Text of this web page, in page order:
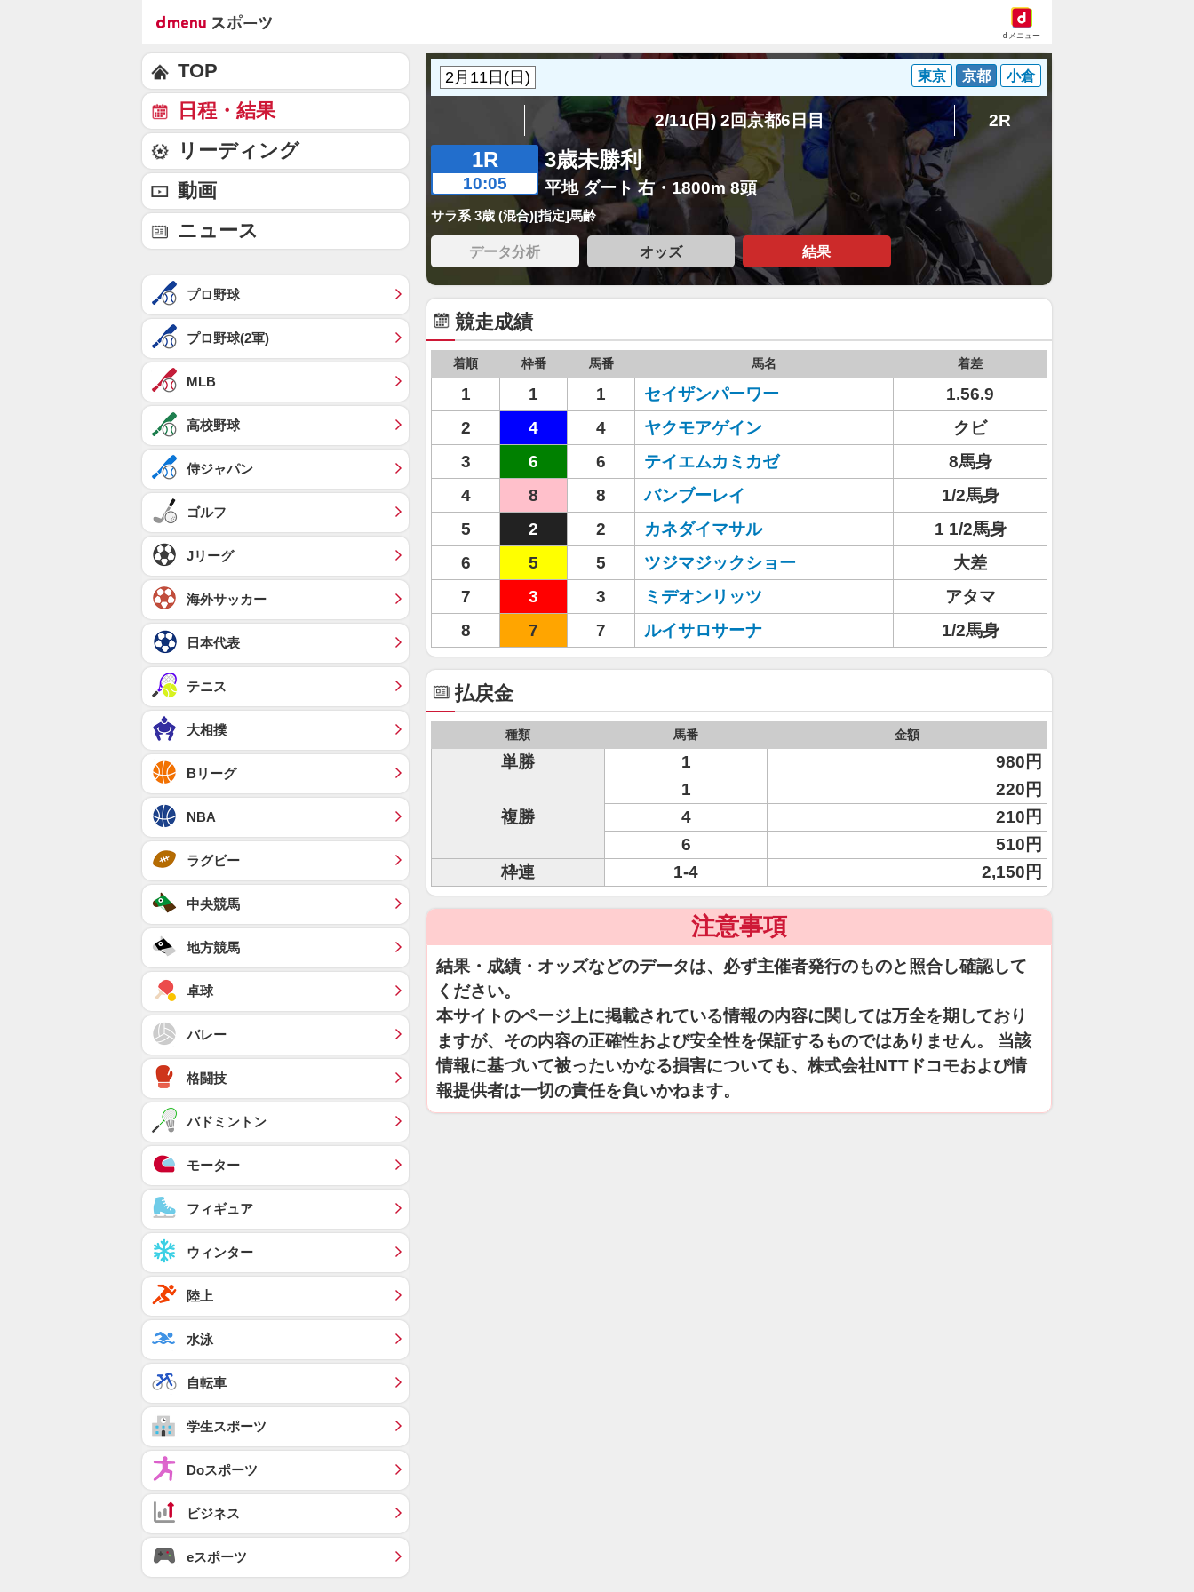
dメニュー
東京 京都 小倉
2/11(日) 2回京都6日目 2R
1R
10:05
3歳未勝利
平地 ダート 右・1800m 8頭
サラ系 3歳 (混合)[指定]馬齢
データ分析 オッズ 結果
競走成績
着順 枠番 馬番 馬名 着差
1 1 1 セイザンパーワー
1.56.9
2
4 4 ヤクモアゲイン
クビ
3
6 6 テイエムカミカゼ
8馬身
4
8 8 バンブーレイ
1/2馬身
5
2 2 カネダイマサル
1 1/2馬身
6
5 5 ツジマジックショー
大差
7
3 3 ミデオンリッツ
アタマ
8
7 7 ルイサロサーナ 1/2馬身
払戻金
種類 馬番 金額
単勝 1 980円
複勝
1
220円
4
210円
6
510円
枠連
1-4 2,150円
注意事項
結果・成績・オッズなどのデータは、必ず主催者発行のものと照合し確認して
ください。
本サイトのページ上に掲載されている情報の内容に関しては万全を期しており
ますが、その内容の正確性および安全性を保証するものではありません。 当該
情報に基づいて被ったいかなる損害についても、株式会社NTTドコモおよび情
報提供者は一切の責任を負いかねます。
TOP
日程・結果
リーディング
動画
ニュース
プロ野球
プロ野球(2軍)
MLB
高校野球
侍ジャパン
ゴルフ
Jリーグ
海外サッカー
日本代表
テニス
大相撲
Bリーグ
NBA
ラグビー
中央競馬
地方競馬
卓球
バレー
格闘技
バドミントン
モーター
フィギュア
ウィンター
陸上
水泳
自転車
学生スポーツ
Doスポーツ
ビジネス
eスポーツ